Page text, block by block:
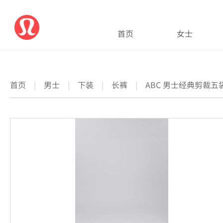
首页 女士
首页 | 男士 | 下装 | 长裤 | ABC 男士经典剪裁